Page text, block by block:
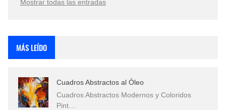
Mostrar todas las entradas
MÁS LEÍDO
Cuadros Abstractos al Óleo
Cuadros Abstractos Modernos y Coloridos
Pint…